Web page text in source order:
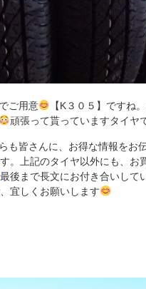
ご用意
【K３０５】ですね
頑張って貰っていますタイヤ
も皆さんに、お得な情報をお
。上記のタイヤ以外にも、お
最後まで長文にお付き合いして
宜しくお願いします